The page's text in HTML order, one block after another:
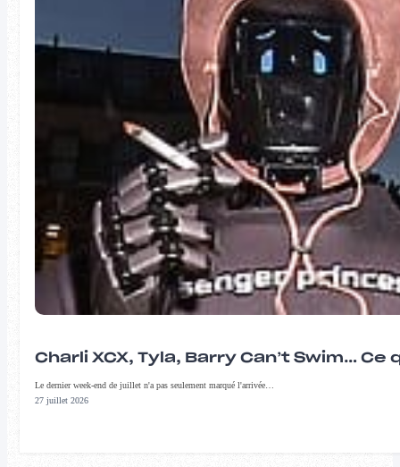
Charli XCX, Tyla, Barry Can’t Swim…
Le dernier week-end de juillet n'a pas seulement marqué l'arrivée…
27 juillet 2026